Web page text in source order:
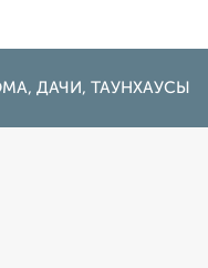
ДАЧИ, ТАУНХАУСЫ